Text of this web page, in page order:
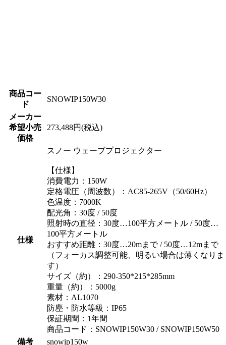
商品コー
ド
SNOWIP150W30
メーカー
希望小売
価格
273,488円(税込)
仕様
スノー ウェーブプロジェクター
【仕様】
消費電力：150W
定格電圧（周波数）：AC85-265V（50/60Hz）
色温度：7000K
配光角：30度 / 50度
照射時の直径：30度…100平方メートル / 50度…
100平方メートル
おすすめ距離：30度…20mまで / 50度…12mまで
（フォーカス調整可能、明るい場合は薄くなりま
す）
サイズ（約）：290-350*215*285mm
重量（約）：5000g
素材：AL1070
防塵・防水等級：IP65
保証期間：1年間
商品コード：SNOWIP150W30 / SNOWIP150W50
備考
snowip150w